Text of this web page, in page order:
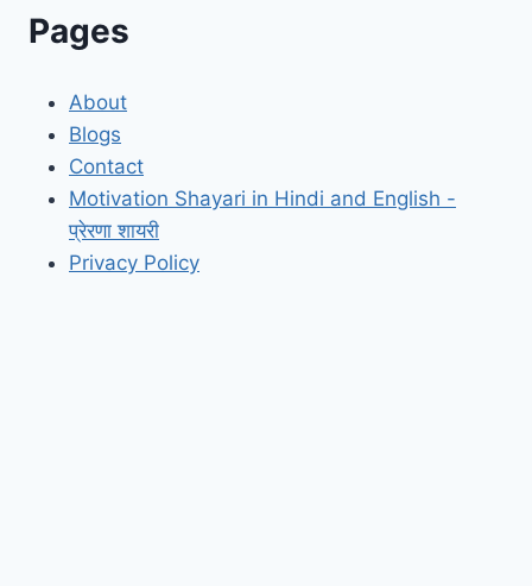
Pages
About
Blogs
Contact
Motivation Shayari in Hindi and English -
प्रेरणा शायरी
Privacy Policy